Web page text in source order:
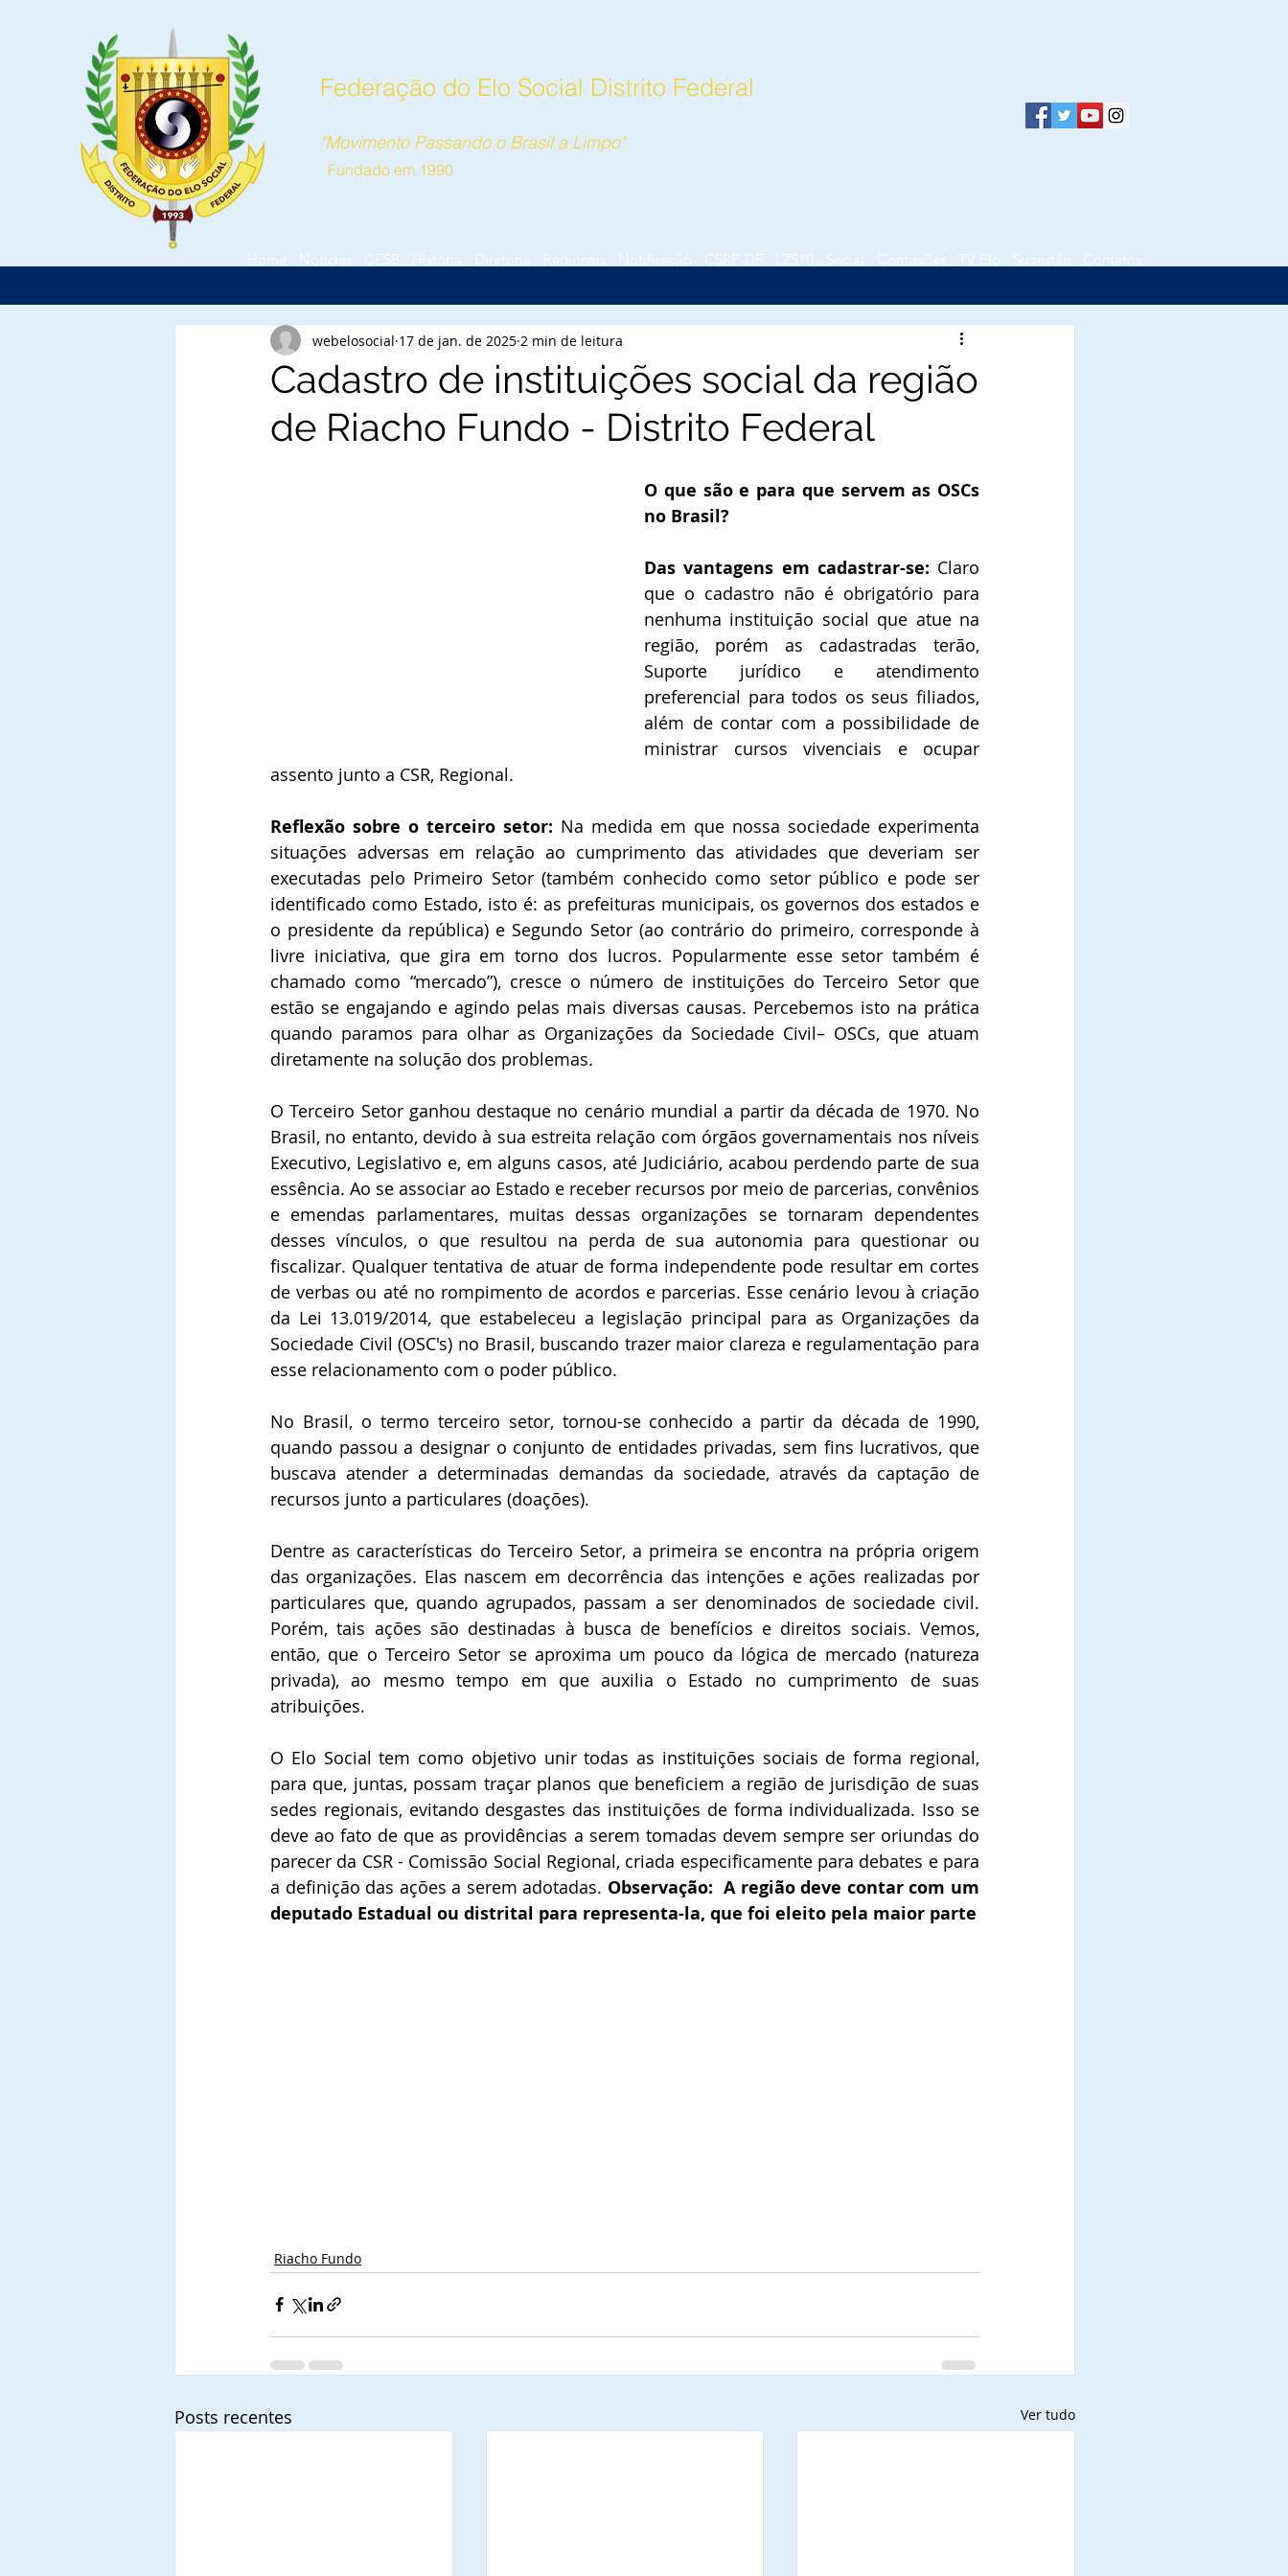
"Movimento Passando o Brasil a Limpo"
Fundado em 1990
Home Notícias CESB História Diretoria Regionais Notificação CSRP-DF LZS10 Social Comissões TV Elo Sugestão Contatos
Federação do Elo Social Distrito Federal
Cadastro de instituições social da região
de Riacho Fundo - Distrito Federal
webelosocial 17 de jan. de 2025 2 min de leitura
O que são e para que servem as OSCs
no Brasil?
Das vantagens em cadastrar-se: Claro
que o cadastro não é obrigatório para
nenhuma instituição social que atue na
região, porém as cadastradas terão,
Suporte jurídico e atendimento
preferencial para todos os seus filiados,
além de contar com a possibilidade de
ministrar cursos vivenciais e ocupar
assento junto a CSR, Regional.
Reflexão sobre o terceiro setor: Na medida em que nossa sociedade experimenta
situações adversas em relação ao cumprimento das atividades que deveriam ser
executadas pelo Primeiro Setor (também conhecido como setor público e pode ser
identificado como Estado, isto é: as prefeituras municipais, os governos dos estados e
o presidente da república) e Segundo Setor (ao contrário do primeiro, corresponde à
livre iniciativa, que gira em torno dos lucros. Popularmente esse setor também é
chamado como “mercado”), cresce o número de instituições do Terceiro Setor que
estão se engajando e agindo pelas mais diversas causas. Percebemos isto na prática
quando paramos para olhar as Organizações da Sociedade Civil– OSCs, que atuam
diretamente na solução dos problemas.
O Terceiro Setor ganhou destaque no cenário mundial a partir da década de 1970. No
Brasil, no entanto, devido à sua estreita relação com órgãos governamentais nos níveis
Executivo, Legislativo e, em alguns casos, até Judiciário, acabou perdendo parte de sua
essência. Ao se associar ao Estado e receber recursos por meio de parcerias, convênios
e emendas parlamentares, muitas dessas organizações se tornaram dependentes
desses vínculos, o que resultou na perda de sua autonomia para questionar ou
fiscalizar. Qualquer tentativa de atuar de forma independente pode resultar em cortes
de verbas ou até no rompimento de acordos e parcerias. Esse cenário levou à criação
da Lei 13.019/2014, que estabeleceu a legislação principal para as Organizações da
Sociedade Civil (OSC's) no Brasil, buscando trazer maior clareza e regulamentação para
esse relacionamento com o poder público.
No Brasil, o termo terceiro setor, tornou-se conhecido a partir da década de 1990,
quando passou a designar o conjunto de entidades privadas, sem fins lucrativos, que
buscava atender a determinadas demandas da sociedade, através da captação de
recursos junto a particulares (doações).
Dentre as características do Terceiro Setor, a primeira se encontra na própria origem
das organizações. Elas nascem em decorrência das intenções e ações realizadas por
particulares que, quando agrupados, passam a ser denominados de sociedade civil.
Porém, tais ações são destinadas à busca de benefícios e direitos sociais. Vemos,
então, que o Terceiro Setor se aproxima um pouco da lógica de mercado (natureza
privada), ao mesmo tempo em que auxilia o Estado no cumprimento de suas
atribuições.
O Elo Social tem como objetivo unir todas as instituições sociais de forma regional,
para que, juntas, possam traçar planos que beneficiem a região de jurisdição de suas
sedes regionais, evitando desgastes das instituições de forma individualizada. Isso se
deve ao fato de que as providências a serem tomadas devem sempre ser oriundas do
parecer da CSR - Comissão Social Regional, criada especificamente para debates e para
a definição das ações a serem adotadas. Observação:  A região deve contar com um
Riacho Fundo
Posts recentes Ver tudo